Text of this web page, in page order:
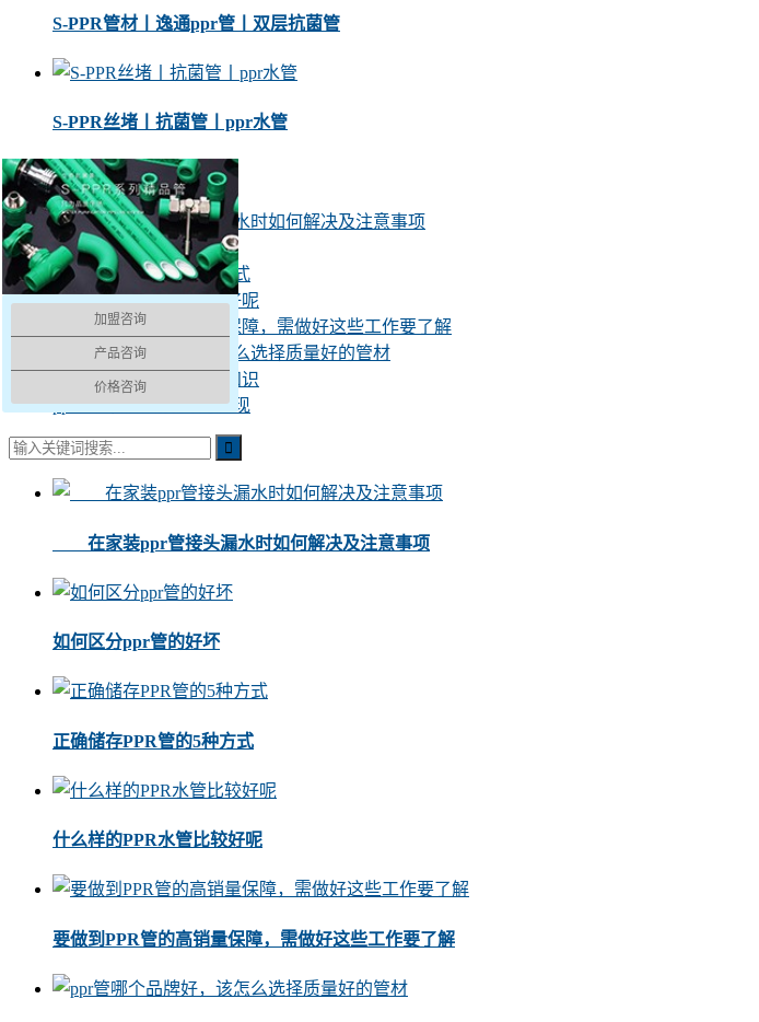
S-PPR管材丨逸通ppr管丨双层抗菌管
S-PPR丝堵丨抗菌管丨ppr水管
水管讲堂
在家装ppr管接头漏水时如何解决及注意事项
如何区分ppr管的好坏
正确储存PPR管的5种方式
什么样的PPR水管比较好呢
要做到PPR管的高销量保障，需做好这些工作要了解
ppr管哪个品牌好，该怎么选择质量好的管材
讲一讲PPR水管的安装知识
ppr管性能如何更好的实现
在家装ppr管接头漏水时如何解决及注意事项
如何区分ppr管的好坏
正确储存PPR管的5种方式
什么样的PPR水管比较好呢
要做到PPR管的高销量保障，需做好这些工作要了解
加盟咨询
产品咨询
价格咨询